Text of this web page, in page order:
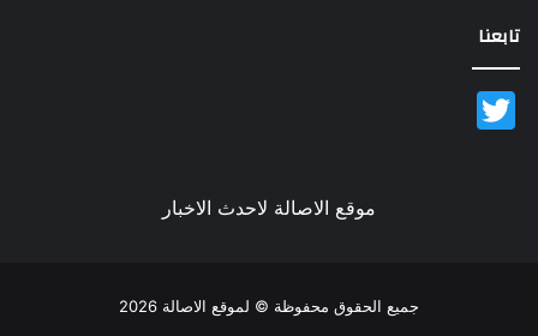
تابعنا
موقع الاصالة لاحدث الاخبار
جميع الحقوق محفوظة © لموقع الاصالة 2026